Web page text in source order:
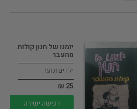
יומנו של חנון קולות
מהעבר
ילדים ונוער
25 ₪
רכישה ישירה